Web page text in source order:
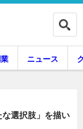
ニュース
選択肢」を描い